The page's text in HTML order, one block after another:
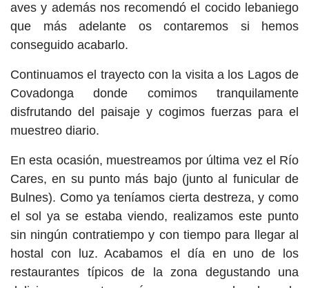
aves y además nos recomendó el cocido lebaniego
que más adelante os contaremos si hemos
conseguido acabarlo.
Continuamos el trayecto con la visita a los Lagos de
Covadonga donde comimos tranquilamente
disfrutando del paisaje y cogimos fuerzas para el
muestreo diario.
En esta ocasión, muestreamos por última vez el Río
Cares, en su punto más bajo (junto al funicular de
Bulnes). Como ya teníamos cierta destreza, y como
el sol ya se estaba viendo, realizamos este punto
sin ningún contratiempo y con tiempo para llegar al
hostal con luz. Acabamos el día en uno de los
restaurantes típicos de la zona degustando una